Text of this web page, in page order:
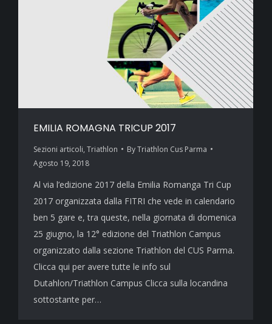
EMILIA ROMAGNA TRICUP 2017
Sezioni articoli, Triathlon ByTriathlon Cus Parma
Agosto 19, 2018
Al via l’edizione 2017 della Emilia Romanga Tri Cup
2017 organizzata dalla FITRI che vede in calendario
ben 5 gare e, tra queste, nella giornata di domenica
25 giugno, la 12° edizione del Triathlon Campus
organizzato dalla sezione Triathlon del CUS Parma.
Clicca qui per avere tutte le info sul
Dutahlon/Triathlon Campus Clicca sulla locandina
sottostante per…